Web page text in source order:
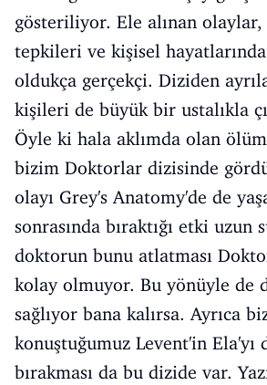
gösteriliyor. Ele alınan
tepkileri ve kişisel hayatlarında
oldukça gerçekçi. Diziden
kişileri de büyük bir ustalıkla
Öyle ki hala aklımda olan
bizim Doktorlar dizisinde
olayı Grey's Anatomy'de de
sonrasında bıraktığı etki
doktorun bunu atlatması
kolay olmuyor. Bu yönüyle de
sağlıyor bana kalırsa. Ayrıca
konuştuğumuz Levent'in Ela'yı
bırakması da bu dizide var.